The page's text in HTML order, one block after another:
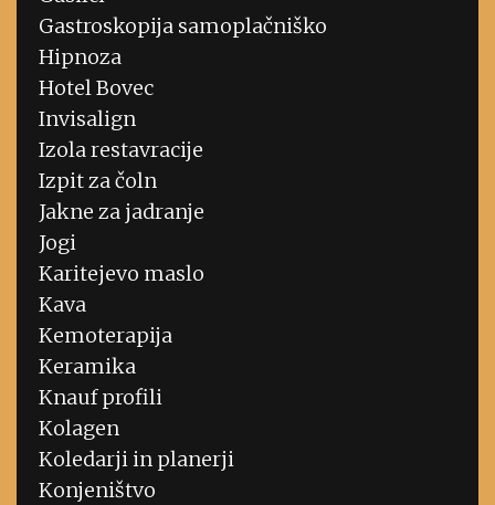
Gastroskopija samoplačniško
Hipnoza
Hotel Bovec
Invisalign
Izola restavracije
Izpit za čoln
Jakne za jadranje
Jogi
Karitejevo maslo
Kava
Kemoterapija
Keramika
Knauf profili
Kolagen
Koledarji in planerji
Konjeništvo